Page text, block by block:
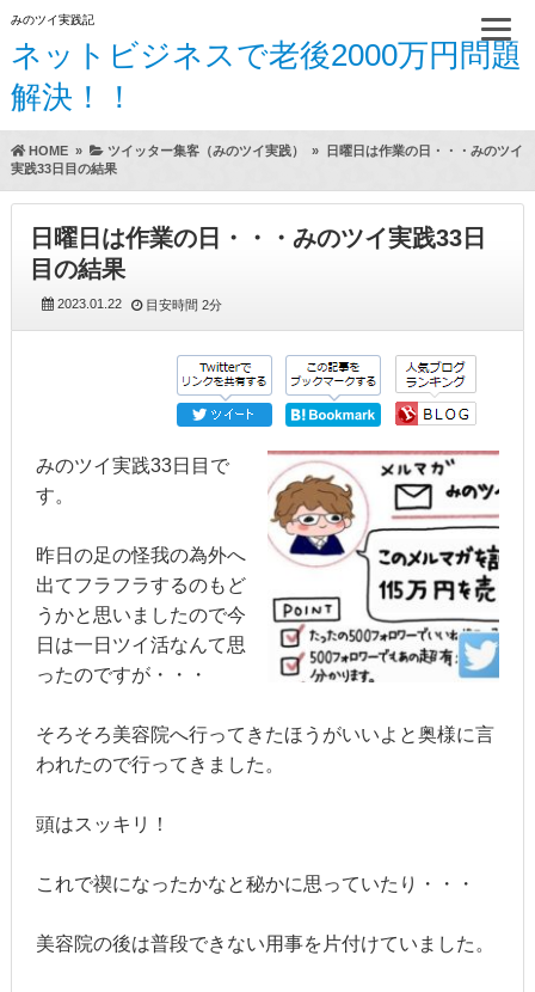
みのツイ実践記
ネットビジネスで老後2000万円問題
解決！！
HOME» ツイッター集客（みのツイ実践） »
日曜日は作業の日・・・みのツイ
実践33日目の結果
日曜日は作業の日・・・みのツイ実践33日
目の結果
2023.01.22 目安時間 2分
みのツイ実践33日目で
す。
昨日の足の怪我の為外へ
出てフラフラするのもど
うかと思いましたので今
日は一日ツイ活なんて思
ったのですが・・・
そろそろ美容院へ行ってきたほうがいいよと奥様に言
われたので行ってきました。
頭はスッキリ！
これで禊になったかなと秘かに思っていたり・・・
美容院の後は普段できない用事を片付けていました。